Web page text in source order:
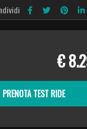
€
PRENOTA TEST RIDE